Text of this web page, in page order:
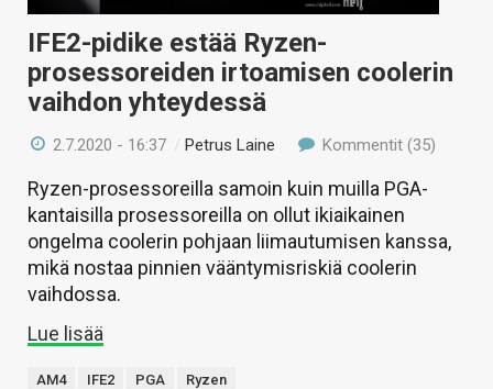
IFE2-pidike estää Ryzen-
prosessoreiden irtoamisen coolerin
vaihdon yhteydessä
2.7.2020 - 16:37 /Petrus Laine Kommentit (35)
Ryzen-prosessoreilla samoin kuin muilla PGA-
kantaisilla prosessoreilla on ollut ikiaikainen
ongelma coolerin pohjaan liimautumisen kanssa,
mikä nostaa pinnien vääntymisriskiä coolerin
vaihdossa.
Lue lisää
AM4 IFE2 PGA Ryzen